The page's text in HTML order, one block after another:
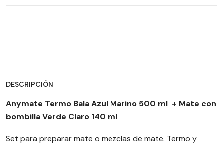
DESCRIPCIÓN
Anymate Termo Bala Azul Marino 500 ml + Mate con
bombilla Verde Claro 140 ml
Set para preparar mate o mezclas de mate. Termo y